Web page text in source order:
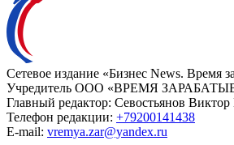
Сетевое издание «Бизнес News. Время
Учредитель ООО «ВРЕМЯ
Главный редактор: Севостьянов
Телефон редакции: +79200141438
E-mail: vremya.zar@yandex.ru